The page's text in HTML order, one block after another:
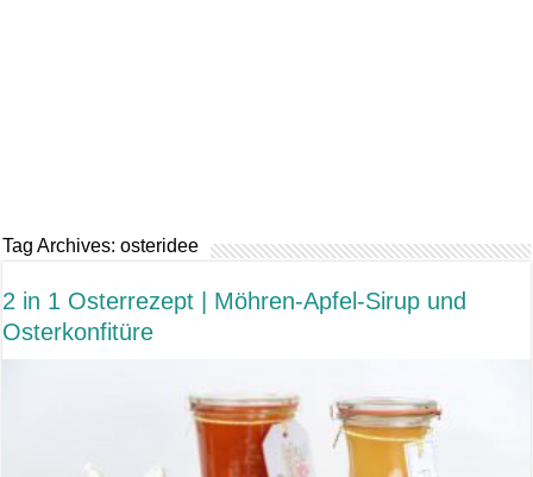
Tag Archives:osteridee
2 in 1 Osterrezept | Möhren-Apfel-Sirup und
Osterkonfitüre